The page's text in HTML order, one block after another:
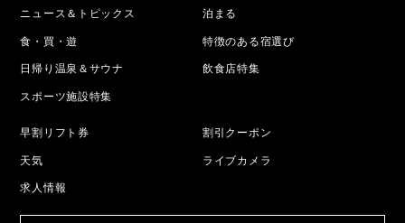
ニュース＆トピックス 泊まる
食・買・遊 特徴のある宿選び
日帰り温泉＆サウナ 飲食店特集
スポーツ施設特集
早割リフト券 割引クーポン
天気 ライブカメラ
求人情報